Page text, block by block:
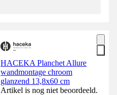
HACEKA Planchet Allure
wandmontage chroom
glanzend 13,8x60 cm
Artikel is nog niet beoordeeld.